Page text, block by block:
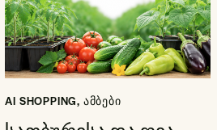
AI SHOPPING, ᲐᲛᲑᲔᲑᲘ